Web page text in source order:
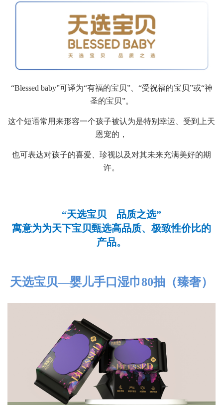
“Blessed baby”可译为“有福的宝贝”、“受祝福的宝贝”或“神
圣的宝贝”。
这个短语常用来形容一个孩子被认为是特别幸运、受到上天
恩宠的，
也可表达对孩子的喜爱、珍视以及对其未来充满美好的期
许。
“天选宝贝 品质之选”
寓意为为天下宝贝甄选高品质、极致性价比的
产品。
天选宝贝—婴儿手口湿巾80抽（臻奢）